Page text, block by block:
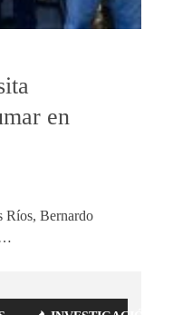
en
Ríos, Bernardo